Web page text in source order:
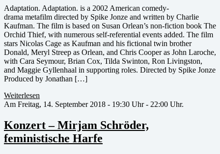
Adaptation. Adaptation. is a 2002 American comedy-
drama metafilm directed by Spike Jonze and written by Charlie
Kaufman. The film is based on Susan Orlean’s non-fiction book The
Orchid Thief, with numerous self-referential events added. The film
stars Nicolas Cage as Kaufman and his fictional twin brother
Donald, Meryl Streep as Orlean, and Chris Cooper as John Laroche,
with Cara Seymour, Brian Cox, Tilda Swinton, Ron Livingston,
and Maggie Gyllenhaal in supporting roles. Directed by Spike Jonze
Produced by Jonathan […]
Weiterlesen
Am Freitag, 14. September 2018 - 19:30 Uhr - 22:00 Uhr.
Konzert – Mirjam Schröder,
feministische Harfe